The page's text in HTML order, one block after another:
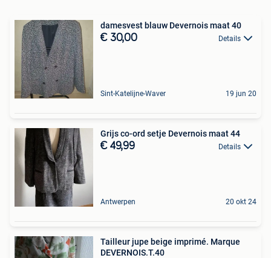
damesvest blauw Devernois maat 40
€ 30,00 Details
Sint-Katelijne-Waver 19 jun 20
Grijs co-ord setje Devernois maat 44
€ 49,99 Details
Antwerpen 20 okt 24
Tailleur jupe beige imprimé. Marque
DEVERNOIS.T.40